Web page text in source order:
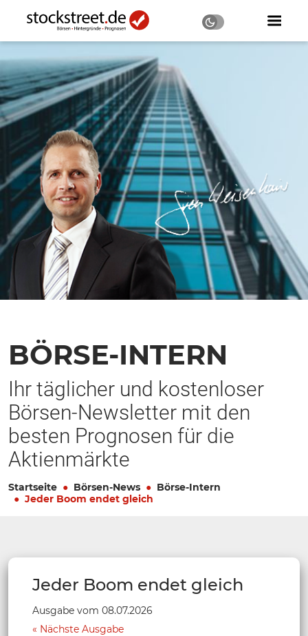
BÖRSE-INTERN
Ihr täglicher und kostenloser
Börsen-Newsletter mit den
besten Prognosen für die
Aktienmärkte
Startseite Börsen-News
Börse-Intern
Jeder Boom endet gleich
Jeder Boom endet gleich
Ausgabe vom 08.07.2026
Nächste Ausgabe